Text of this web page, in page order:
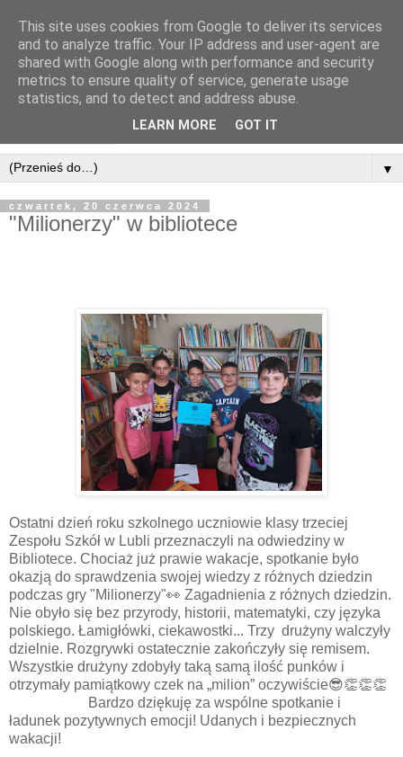
▼
czwartek, 20 czerwca 2024
"Milionerzy" w bibliotece
Ostatni dzień roku szkolnego uczniowie klasy trzeciej
Zespołu Szkół w Lubli przeznaczyli na odwiedziny w
Bibliotece. Chociaż już prawie wakacje, spotkanie było
okazją do sprawdzenia swojej wiedzy z różnych dziedzin
podczas gry "Milionerzy"👀 Zagadnienia z różnych dziedzin.
Nie obyło się bez przyrody, historii, matematyki, czy języka
polskiego. Łamigłówki, ciekawostki... Trzy drużyny walczyły
dzielnie. Rozgrywki ostatecznie zakończyły się remisem.
Wszystkie drużyny zdobyły taką samą ilość punków i
otrzymały pamiątkowy czek na „milion” oczywiście😎👏👏👏
Bardzo dziękuję za wspólne spotkanie i
ładunek pozytywnych emocji! Udanych i bezpiecznych
wakacji!
This site uses cookies from Google to deliver its services
and to analyze traffic. Your IP address and user-agent are
shared with Google along with performance and security
metrics to ensure quality of service, generate usage
statistics, and to detect and address abuse.
LEARN MORE GOT IT